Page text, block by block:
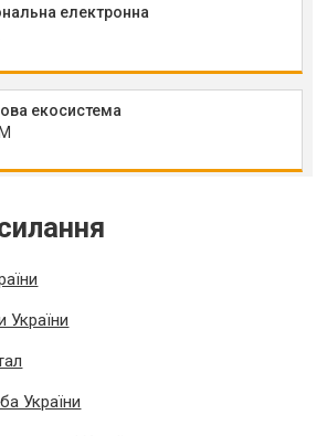
електронна
екосистема
України
України